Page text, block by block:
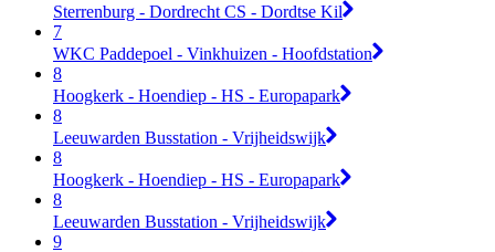
Sterrenburg - Dordrecht CS - Dordtse Kil
7
WKC Paddepoel - Vinkhuizen - Hoofdstation
8
Hoogkerk - Hoendiep - HS - Europapark
8
Leeuwarden Busstation - Vrijheidswijk
8
Hoogkerk - Hoendiep - HS - Europapark
8
Leeuwarden Busstation - Vrijheidswijk
9